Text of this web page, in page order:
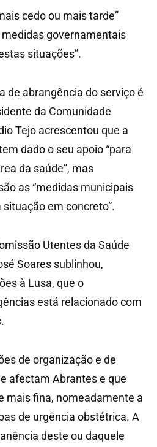
cedo ou mais tarde”
governamentais
situações”.
de abrangência do serviço é
da Comunidade
Tejo acrescentou que a
dado o seu apoio “para
da saúde”, mas
as “medidas municipais
em concreto”.
Utentes da Saúde
Soares sublinhou,
à Lusa, que o
está relacionado com
de organização e de
afectam Abrantes e que
mais fina, nomeadamente a
de urgência obstétrica. A
deste ou daquele